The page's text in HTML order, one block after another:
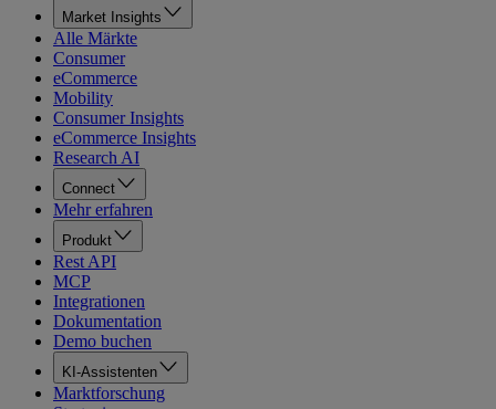
Market Insights
Alle Märkte
Consumer
eCommerce
Mobility
Consumer Insights
eCommerce Insights
Research AI
Connect
Mehr erfahren
Produkt
Rest API
MCP
Integrationen
Dokumentation
Demo buchen
KI-Assistenten
Marktforschung